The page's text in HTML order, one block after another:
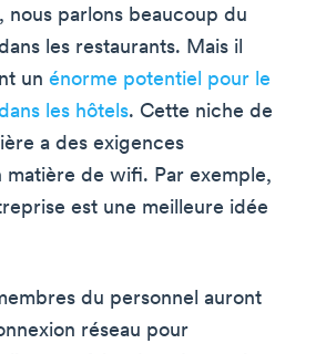
nous parlons beaucoup du
les restaurants. Mais il
un énorme potentiel pour le
les hôtels. Cette niche de
a des exigences
matière de wifi. Par exemple,
est une meilleure idée
du personnel auront
réseau pour